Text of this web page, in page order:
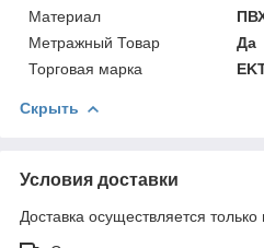
Материал
Метражный Товар
Да
Торговая марка
Скрыть
Условия доставки
Доставка осуществляется только